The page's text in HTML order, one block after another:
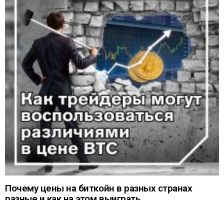
Почему цены на биткойн в разных странах